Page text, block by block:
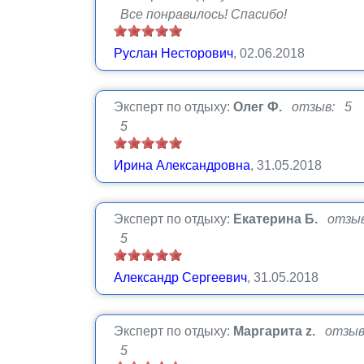
Все понравилось! Спасибо!
Руслан Несторович, 02.06.2018
Эксперт по отдыху: Олег Ф.
отзыв: 5
5
Ирина Александровна, 31.05.2018
Эксперт по отдыху: Екатерина Б.
5
Александр Сергеевич, 31.05.2018
Эксперт по отдыху: Маргарита z.
5